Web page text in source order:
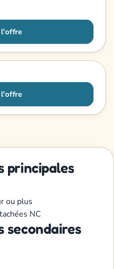
principales
ou plus
NC
secondaires